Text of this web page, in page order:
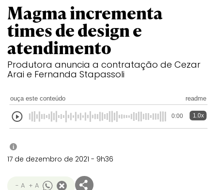
Magma incrementa
times de design e
atendimento
Produtora anuncia a contratação de Cezar
Arai e Fernanda Stapassoli
ouça este conteúdo readme
0:00 1.0x
i
17 de dezembro de 2021 - 9h36
- A + A